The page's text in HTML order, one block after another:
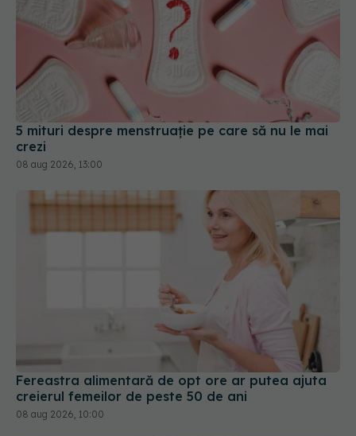
5 mituri despre menstruație pe care să nu le mai
crezi
08 aug 2026, 13:00
Fereastra alimentară de opt ore ar putea ajuta
creierul femeilor de peste 50 de ani
08 aug 2026, 10:00